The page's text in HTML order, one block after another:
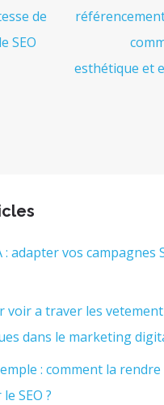
de
SEO
esthétique et
: adapter vos campagnes
voir a traver les vetement
dans le marketing
: comment la rendre
SEO ?